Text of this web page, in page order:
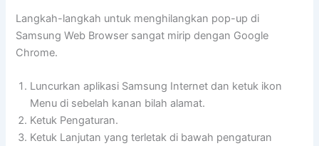
Langkah-langkah untuk menghilangkan pop-up di
Samsung Web Browser sangat mirip dengan Google
Chrome.
Luncurkan aplikasi Samsung Internet dan ketuk ikon
Menu di sebelah kanan bilah alamat.
Ketuk Pengaturan.
Ketuk Lanjutan yang terletak di bawah pengaturan